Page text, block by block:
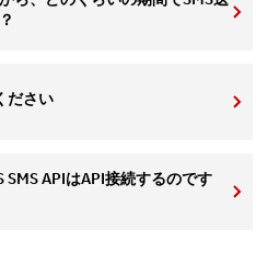
ださい
APIはAPI接続するのです